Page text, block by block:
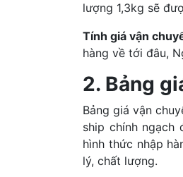
lượng 1,3kg sẽ
Tính giá vận
hàng về tới đâu,
2. Bảng
Bảng giá vận
ship chính ngạch
hình thức nhập
lý, chất lượng.